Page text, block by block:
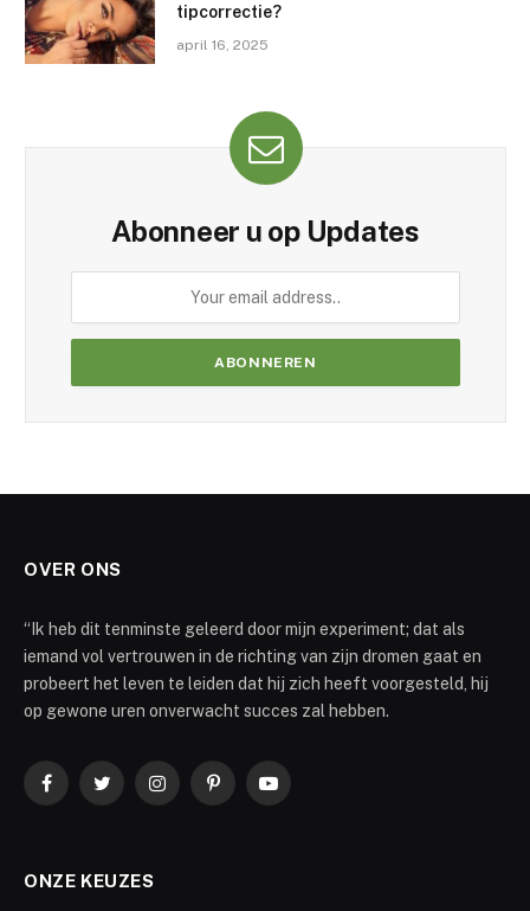
tipcorrectie?
april 16, 2025
Abonneer u op Updates
OVER ONS
“Ik heb dit tenminste geleerd door mijn experiment; dat als
iemand vol vertrouwen in de richting van zijn dromen gaat en
probeert het leven te leiden dat hij zich heeft voorgesteld, hij
op gewone uren onverwacht succes zal hebben.
FacebookTwitterInstagramPinterestYouTube
ONZE KEUZES